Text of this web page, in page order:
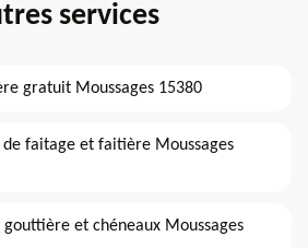
services
gratuit Moussages 15380
faitage et faitière Moussages
et chéneaux Moussages